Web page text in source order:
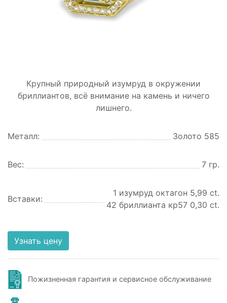
Крупный природный изумруд в окружении
бриллиантов, всё внимание на камень и ничего
лишнего.
Металл: Золото 585
Вес: 7 гр.
Вставки:
1 изумруд октагон 5,99 ct.
42 бриллианта кр57 0,30 ct.
Узнать цену
Пожизненная гарантия и сервисное обслуживание